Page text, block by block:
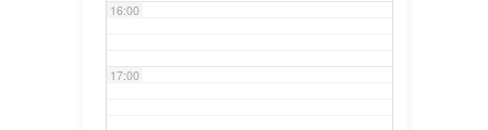
16:00
17:00